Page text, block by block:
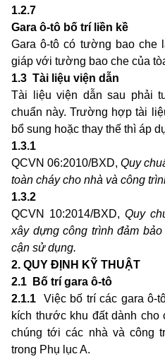
1.2.7
Gara ô-tô bố trí liền kề
Gara ô-tô có tường bao che
giáp với tường bao che của
1.3 Tài liệu viện dẫn
Tài liệu viện dẫn sau phải
chuẩn này. Trường hợp tài
bổ sung hoặc thay thế thì áp
1.3.1
QCVN 06:2010/BXD,Quy
toàn cháy cho nhà và công
1.3.2
QCVN 10:2014/BXD, Quy
xây dựng công trình đảm
cận sử dụng.
2. QUY ĐỊNH KỸ THUẬT
2.1 Bố trí gara ô-tô
2.1.1 Việc bố trí các gara ô-
kích thước khu đất dành cho
chúng tới các nhà và công
trong Phụ lục A.